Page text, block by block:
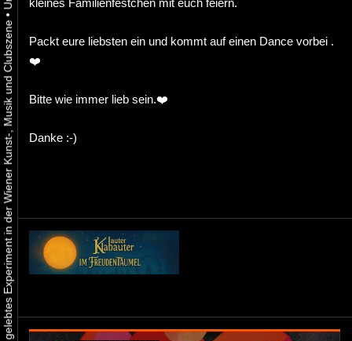
Urbaner Aktivismus als gelebtes Experiment in der Wiener Kunst-, Musik und Clubszene
•
Packt eure liebsten ein und kommt auf einen Dance vorbei .
❤️
Bitte wie immer lieb sein.❤️
Danke :-)